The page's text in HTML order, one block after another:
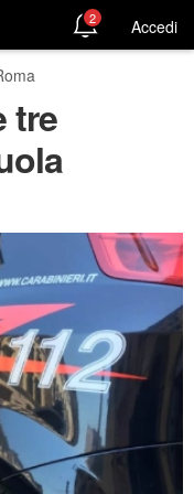
2 Accedi
tre